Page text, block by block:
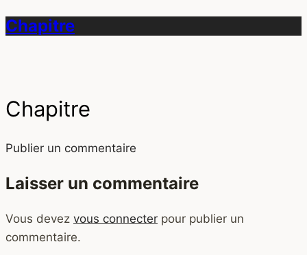
Chapitre
Chapitre
Publier un commentaire
Laisser un commentaire
Vous devez vous connecter pour publier un
commentaire.